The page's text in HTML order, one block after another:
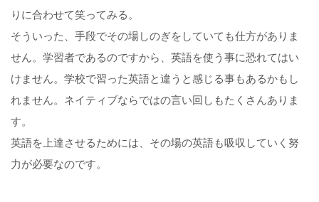
りに合わせて笑ってみる。
そういった、手段でその場しのぎをしていても仕方がありま
せん。学習者であるのですから、英語を使う事に恐れてはい
けません。学校で習った英語と違うと感じる事もあるかもし
れません。ネイティブならではの言い回しもたくさんありま
す。
英語を上達させるためには、その場の英語も吸収していく努
力が必要なのです。